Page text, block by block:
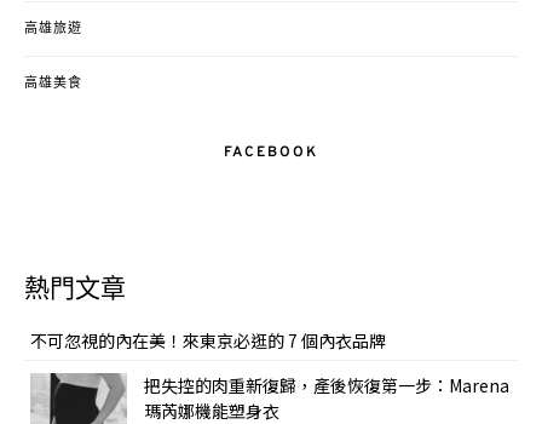
高雄旅遊
高雄美食
FACEBOOK
熱門文章
不可忽視的內在美！來東京必逛的 7 個內衣品牌
把失控的肉重新復歸，產後恢復第一步：Marena
瑪芮娜機能塑身衣